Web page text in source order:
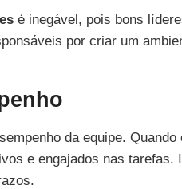
é inegável, pois bons
por criar um
da equipe.
e engajados nas tarefas.